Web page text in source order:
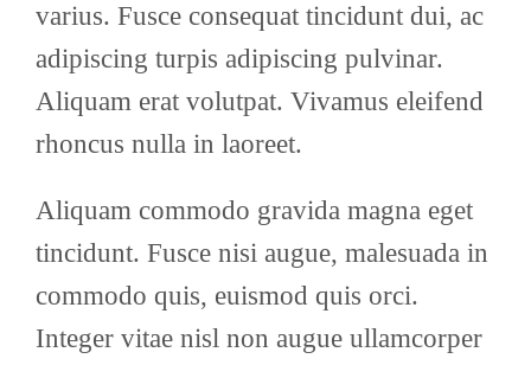
varius. Fusce consequat tincidunt dui, ac
adipiscing turpis adipiscing pulvinar.
Aliquam erat volutpat. Vivamus eleifend
rhoncus nulla in laoreet.
Aliquam commodo gravida magna eget
tincidunt. Fusce nisi augue, malesuada in
commodo quis, euismod quis orci.
Integer vitae nisl non augue ullamcorper